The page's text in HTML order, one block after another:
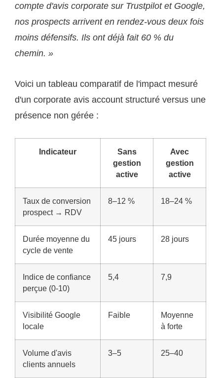
compte d'avis corporate sur Trustpilot et Google,
nos prospects arrivent en rendez-vous deux fois
moins défensifs. Ils ont déjà fait 60 % du
chemin. »
Voici un tableau comparatif de l'impact mesuré
d'un corporate avis account structuré versus une
présence non gérée :
Indicateur
Sans
gestion
active
Avec
gestion
active
Taux de conversion
prospect → RDV
8–12 % 18–24 %
Durée moyenne du
cycle de vente
45 jours 28 jours
Indice de confiance
perçue (0-10)
5,4 7,9
Visibilité Google
locale
Faible
Moyenne
à forte
Volume d'avis
clients annuels
3–5 25–40